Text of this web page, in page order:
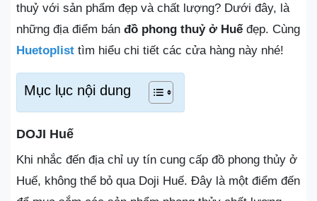
thuỷ với sản phẩm đẹp và chất lượng? Dưới đây, là
những địa điểm bán đồ phong thuỷ ở Huếđẹp. Cùng
Huetoplist tìm hiểu chi tiết các cửa hàng này nhé!
Mục lục nội dung
DOJI Huế
Khi nhắc đến địa chỉ uy tín cung cấp đồ phong thủy ở
Huế, không thể bỏ qua Doji Huế. Đây là một điểm đến